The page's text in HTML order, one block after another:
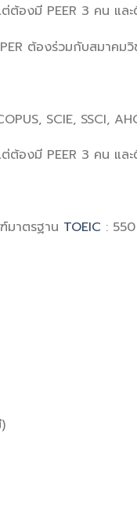
ต่ต้องมี PEER 3 คน แ
ต้องร่วมกับสมาคม
SCIE, SSCI,
ต่ต้องมี PEER 3 คน แ
มาตรฐาน TOEIC :